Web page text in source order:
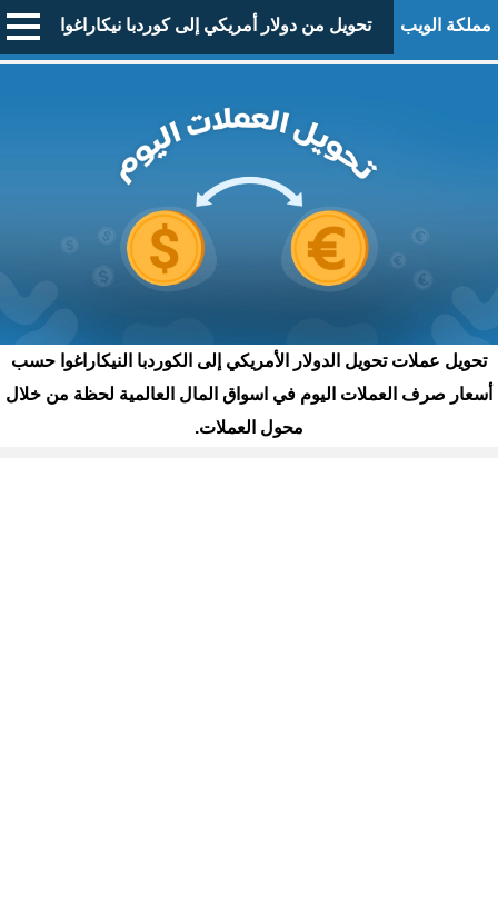
مملكة الويب تحويل من دولار أمريكي إلى كوردبا نيكاراغوا
تحويل عملات تحويل الدولار الأمريكي إلى الكوردبا النيكاراغوا حسب
أسعار صرف العملات اليوم في اسواق المال العالمية لحظة من خلال
محول العملات.